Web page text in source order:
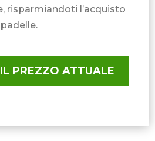
risparmiandoti l’acquisto
PREZZO ATTUALE